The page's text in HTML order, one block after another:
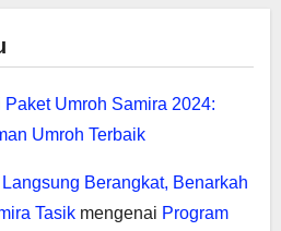
Paket Umroh Samira 2024:
Umroh Terbaik
Berangkat, Benarkah
Tasikmengenai Program